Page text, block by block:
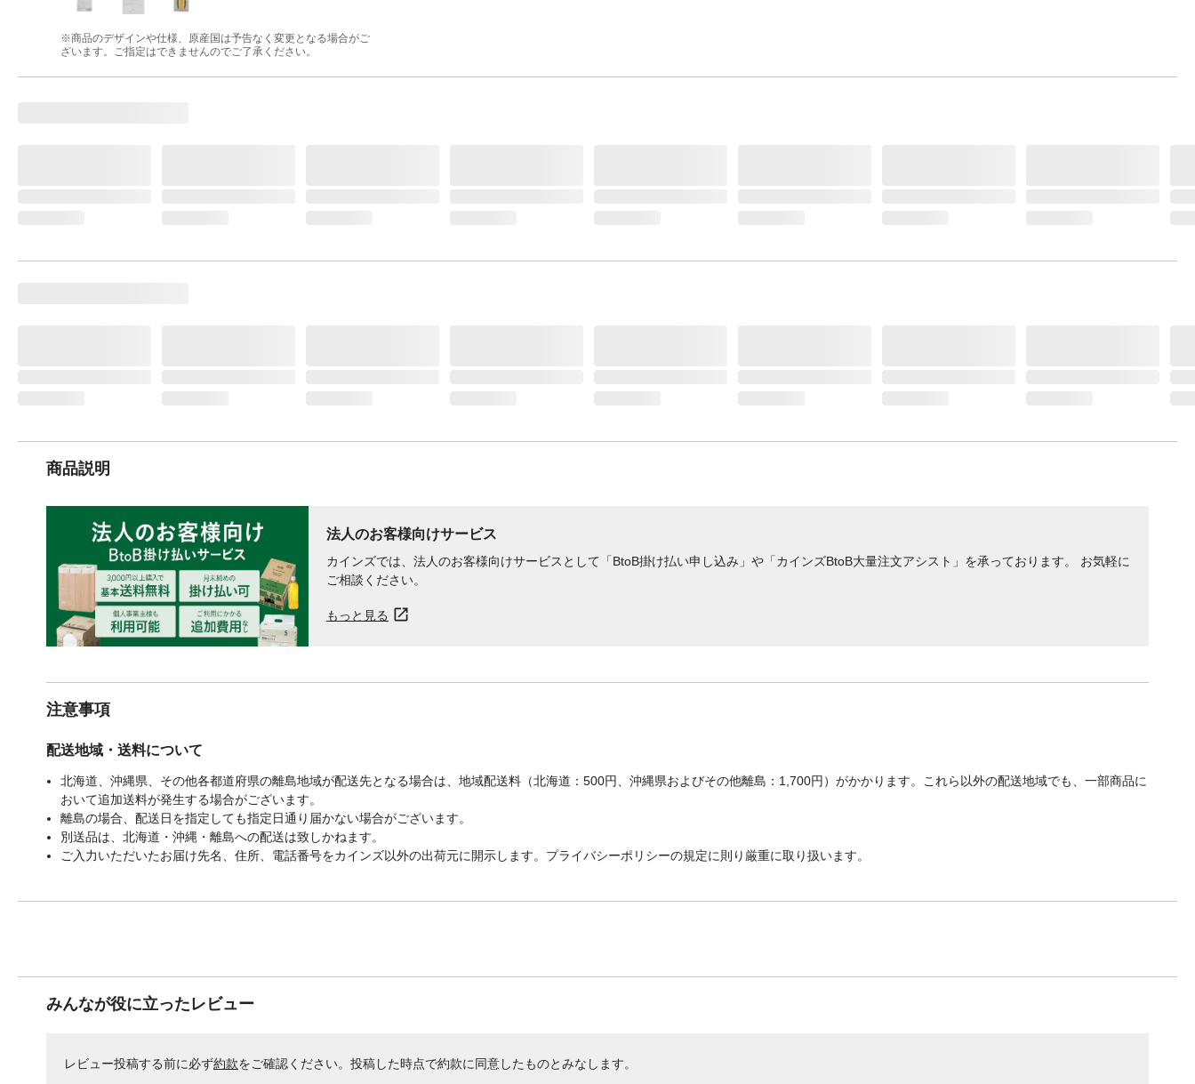
※商品のデザインや仕様、原産国は予告なく変更となる場合がご
ざいます。ご指定はできませんのでご了承ください。
商品説明
法人のお客様向けサービス
カインズでは、法人のお客様向けサービスとして「BtoB掛け払い申し込み」や「カインズBtoB大量注文アシスト」を承っております。 お気軽に
ご相談ください。
もっと見る
注意事項
配送地域・送料について
北海道、沖縄県、その他各都道府県の離島地域が配送先となる場合は、地域配送料（北海道：500円、沖縄県およびその他離島：1,700円）がかかります。これら以外の配送地域でも、一部商品に
おいて追加送料が発生する場合がございます。
離島の場合、配送日を指定しても指定日通り届かない場合がございます。
別送品は、北海道・沖縄・離島への配送は致しかねます。
ご入力いただいたお届け先名、住所、電話番号をカインズ以外の出荷元に開示します。プライバシーポリシーの規定に則り厳重に取り扱います。
みんなが役に立ったレビュー
レビュー投稿する前に必ず約款をご確認ください。投稿した時点で約款に同意したものとみなします。